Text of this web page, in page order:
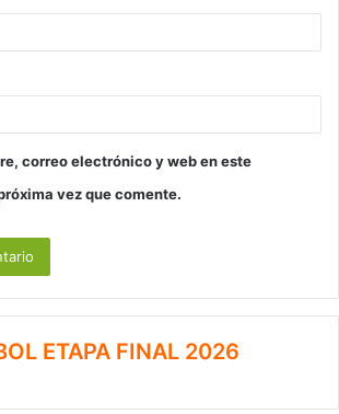
correo electrónico y web en este
vez que comente.
ETAPA FINAL 2026